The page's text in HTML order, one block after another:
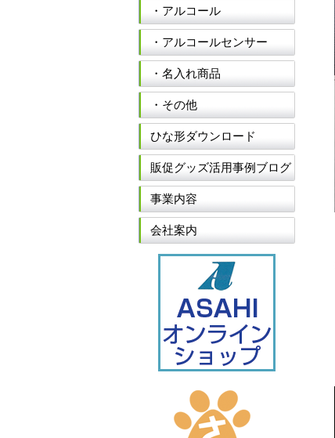
・アルコール
・アルコールセンサー
・名入れ商品
・その他
ひな形ダウンロード
販促グッズ活用事例ブログ
事業内容
会社案内